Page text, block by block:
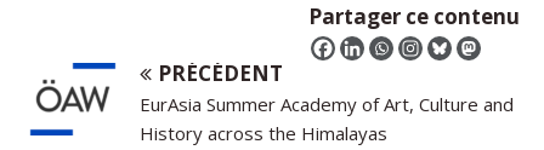
Partager ce contenu
PRÉCÉDENT
EurAsia Summer Academy of Art, Culture and
History across the Himalayas